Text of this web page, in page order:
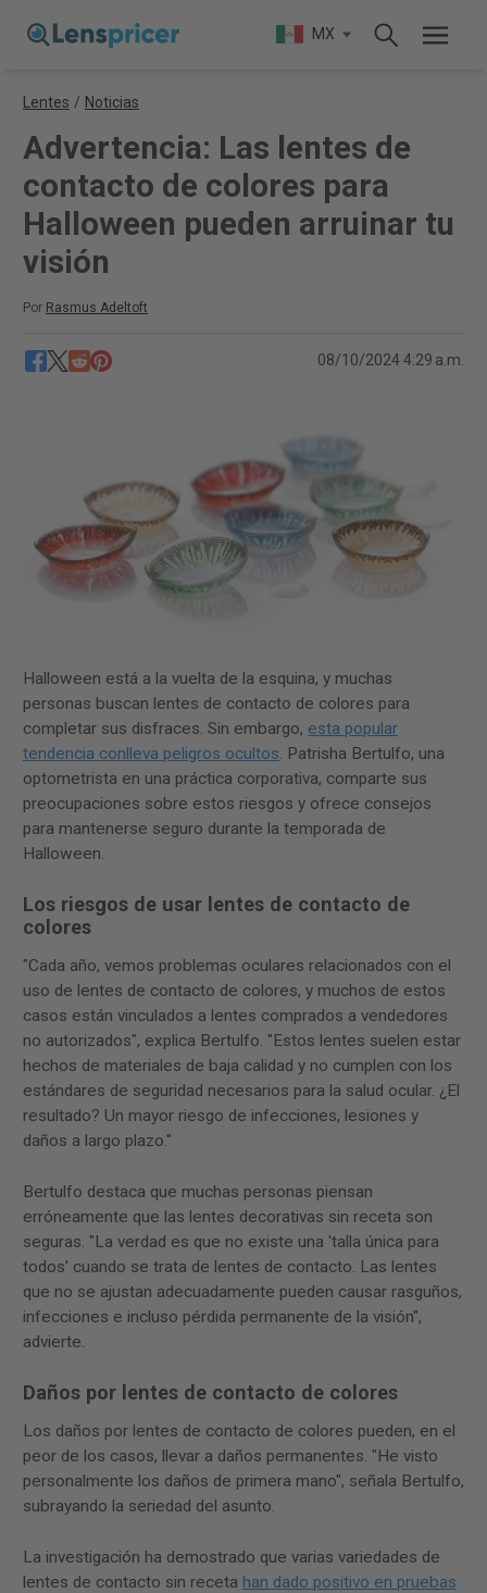
MX
Lentes / Noticias
Advertencia: Las lentes de
contacto de colores para
Halloween pueden arruinar tu
visión
Por Rasmus Adeltoft
08/10/2024 4:29 a.m.
Halloween está a la vuelta de la esquina, y muchas
personas buscan lentes de contacto de colores para
completar sus disfraces. Sin embargo, esta popular
tendencia conlleva peligros ocultos. Patrisha Bertulfo, una
optometrista en una práctica corporativa, comparte sus
preocupaciones sobre estos riesgos y ofrece consejos
para mantenerse seguro durante la temporada de
Halloween.
Los riesgos de usar lentes de contacto de
colores
"Cada año, vemos problemas oculares relacionados con el
uso de lentes de contacto de colores, y muchos de estos
casos están vinculados a lentes comprados a vendedores
no autorizados", explica Bertulfo. "Estos lentes suelen estar
hechos de materiales de baja calidad y no cumplen con los
estándares de seguridad necesarios para la salud ocular. ¿El
resultado? Un mayor riesgo de infecciones, lesiones y
daños a largo plazo."
Bertulfo destaca que muchas personas piensan
erróneamente que las lentes decorativas sin receta son
seguras. "La verdad es que no existe una 'talla única para
todos' cuando se trata de lentes de contacto. Las lentes
que no se ajustan adecuadamente pueden causar rasguños,
infecciones e incluso pérdida permanente de la visión",
advierte.
Daños por lentes de contacto de colores
Los daños por lentes de contacto de colores pueden, en el
peor de los casos, llevar a daños permanentes. "He visto
personalmente los daños de primera mano", señala Bertulfo,
subrayando la seriedad del asunto.
La investigación ha demostrado que varias variedades de
lentes de contacto sin receta han dado positivo en pruebas